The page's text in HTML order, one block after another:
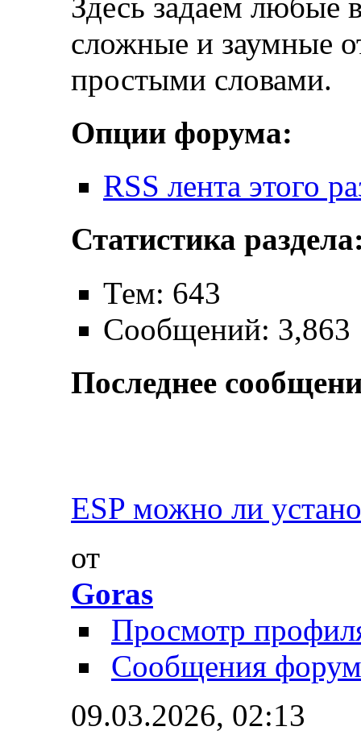
сложные и заумные
простыми словами.
Опции форума:
RSS лента этого
Статистика
Тем: 643
Сообщений: 3,863
Последнее
ESP можно ли
от
Goras
Просмотр
Сообщения
09.03.2026, 02:13